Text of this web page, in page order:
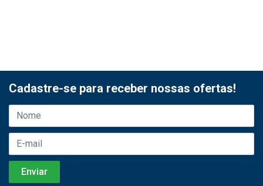
Cadastre-se para receber nossas ofertas!